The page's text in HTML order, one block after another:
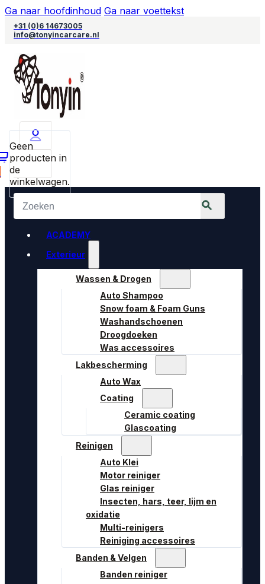
Ga naar hoofdinhoud Ga naar voettekst
+31 (0)6 14673005
info@tonyincarcare.nl
Geen
producten in
de
winkelwagen.
ACADEMY
Exterieur
Wassen & Drogen
Auto Shampoo
Snow foam & Foam Guns
Washandschoenen
Droogdoeken
Was accessoires
Lakbescherming
Auto Wax
Coating
Ceramic coating
Glascoating
Reinigen
Auto Klei
Motor reiniger
Glas reiniger
Insecten, hars, teer, lijm en
oxidatie
Multi-reinigers
Reiniging accessoires
Banden & Velgen
Banden reiniger